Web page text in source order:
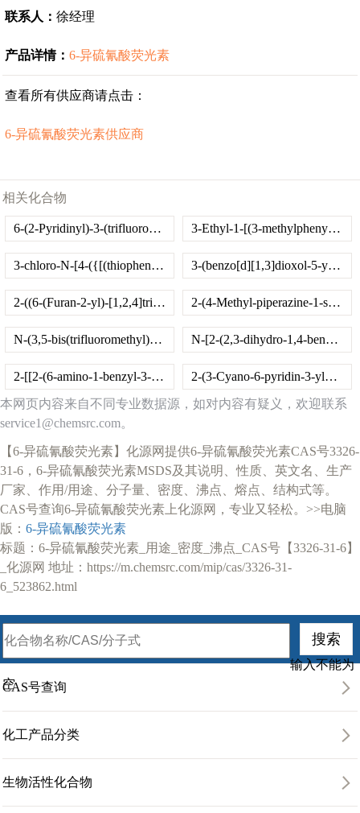
联系人： 徐经理
产品详情： 6-异硫氰酸荧光素
查看所有供应商请点击：
6-异硫氰酸荧光素供应商
相关化合物
6-(2-Pyridinyl)-3-(trifluoromethyl)[1,2,4]triazolo[3,4-b][1,3,4]thiadiazole 3-Ethyl-1-[(3-methylphenyl)methyl]quinazoline-2,4-dione
3-chloro-N-[4-({[(thiophen-2-yl)methyl]carbamoyl}methyl)phenyl]benzamide 3-(benzo[d][1,3]dioxol-5-yl)-2-ethyl-7-isopropoxy-6-propyl-4H-chromen-4-one
2-((6-(Furan-2-yl)-[1,2,4]triazolo[4,3-b]pyridazin-3-yl)thio)-1-phenylethanone 2-(4-Methyl-piperazine-1-sulfonyl)-anthraquinone
N-(3,5-bis(trifluoromethyl)phenyl)-2-(5-oxo-3,5-dihydro-2H-thiazolo[3,2-a]pyrimidin-3-yl)acetamide N-[2-(2,3-dihydro-1,4-benzodioxin-6-ylcarbonyl)-1-benzofuran-3-yl]-3-nitrobenzamide
2-[[2-(6-amino-1-benzyl-3-ethyl-2,4-dioxopyrimidin-5-yl)-2-oxoethyl]-methylamino]-N-(3-fluorophenyl)acetamide
2-(3-Cyano-6-pyridin-3-ylpyridin-2-yl)sulfanylacetamide
本网页内容来自不同专业数据源，如对内容有疑义，欢迎联系
service1@chemsrc.com。
【6-异硫氰酸荧光素】化源网提供6-异硫氰酸荧光素CAS号3326-
31-6，6-异硫氰酸荧光素MSDS及其说明、性质、英文名、生产
厂家、作用/用途、分子量、密度、沸点、熔点、结构式等。
CAS号查询6-异硫氰酸荧光素上化源网，专业又轻松。>>电脑
版： 6-异硫氰酸荧光素
标题：6-异硫氰酸荧光素_用途_密度_沸点_CAS号【3326-31-6】
_化源网 地址：https://m.chemsrc.com/mip/cas/3326-31-
6_523862.html
输入不能为
空
CAS号查询
化工产品分类
生物活性化合物